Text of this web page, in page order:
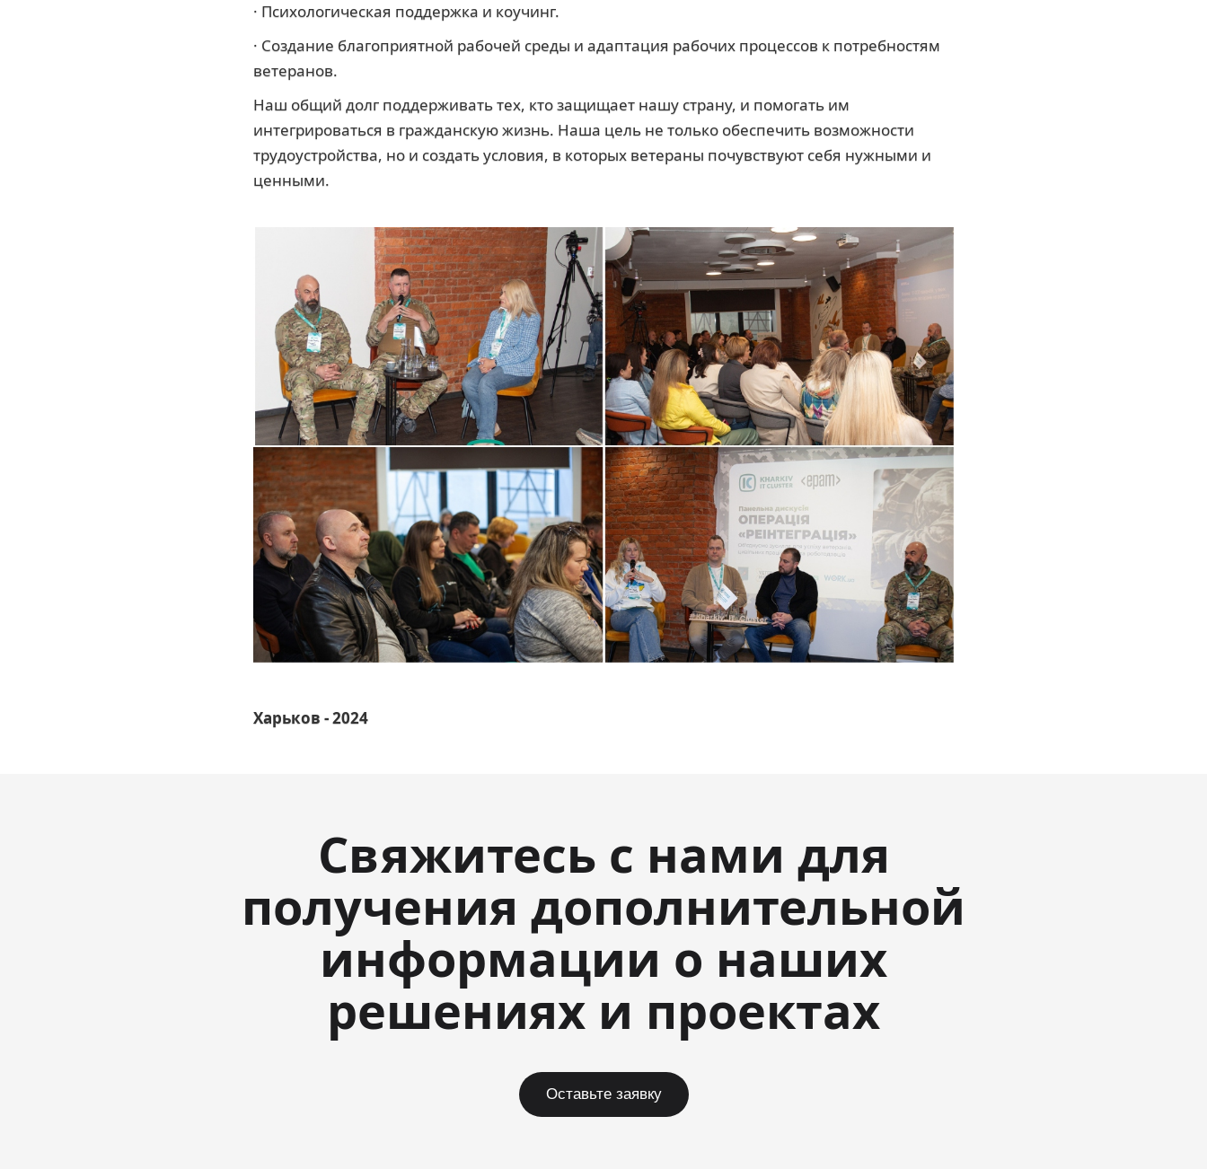
· Психологическая поддержка и коучинг.
· Создание благоприятной рабочей среды и адаптация рабочих процессов к потребностям
ветеранов.
Наш общий долг поддерживать тех, кто защищает нашу страну, и помогать им
интегрироваться в гражданскую жизнь. Наша цель не только обеспечить возможности
трудоустройства, но и создать условия, в которых ветераны почувствуют себя нужными и
ценными.
Харьков - 2024
Свяжитесь с нами для
получения дополнительной
информации о наших
решениях и проектах
Оставьте заявку